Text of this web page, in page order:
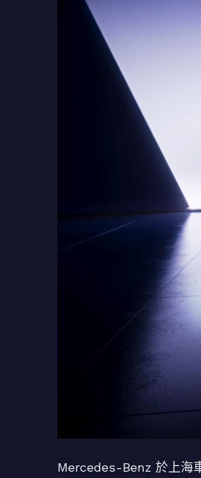
Mercedes-Benz 於上海